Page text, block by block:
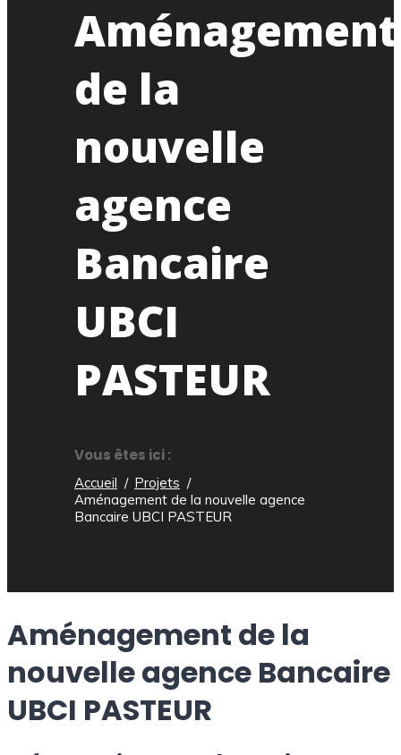
Aménagement
de la
nouvelle
agence
Bancaire
UBCI
PASTEUR
Vous êtes ici :
Accueil
Projets
Aménagement de la nouvelle agence
Bancaire UBCI PASTEUR
Aménagement de la
nouvelle agence Bancaire
UBCI PASTEUR